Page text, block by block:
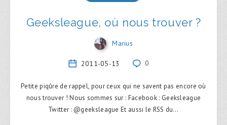
Geeksleague, où nous trouver ?
Marius
2011-05-13 0
Petite piqûre de rappel, pour ceux qui ne savent pas encore où
nous trouver ! Nous sommes sur : Facebook : Geeksleague
Twitter : @geeksleague Et aussi le RSS du…